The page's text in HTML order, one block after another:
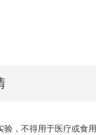
验，不得用于医疗或食用